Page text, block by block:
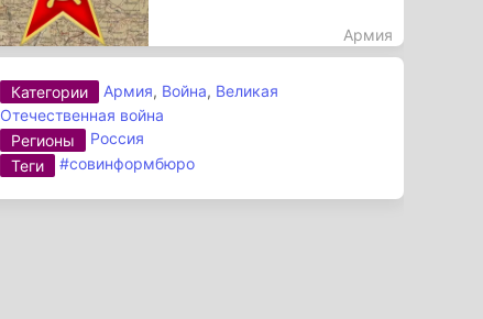
Армия
Категории Армия, Война, Великая
Отечественная война
Регионы
Россия
Теги
#совинформбюро